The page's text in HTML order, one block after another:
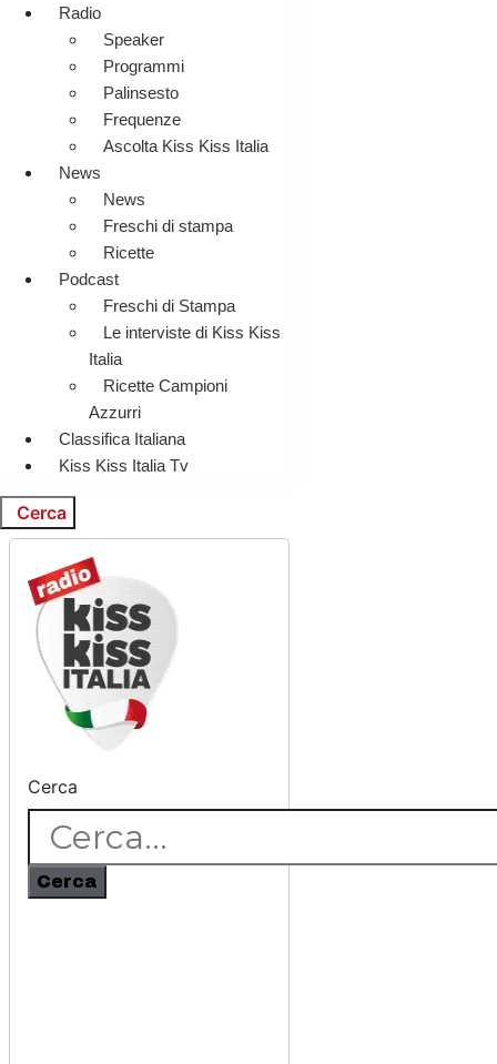
Radio
Speaker
Programmi
Palinsesto
Frequenze
Ascolta Kiss Kiss Italia
News
News
Freschi di stampa
Ricette
Podcast
Freschi di Stampa
Le interviste di Kiss Kiss
Italia
Ricette Campioni
Azzurri
Classifica Italiana
Kiss Kiss Italia Tv
Cerca
Cerca
Cerca